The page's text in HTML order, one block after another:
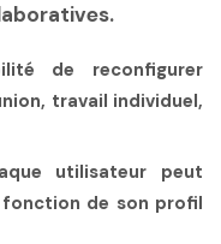
de reconfigurer
travail individuel,
utilisateur peut
de son profil